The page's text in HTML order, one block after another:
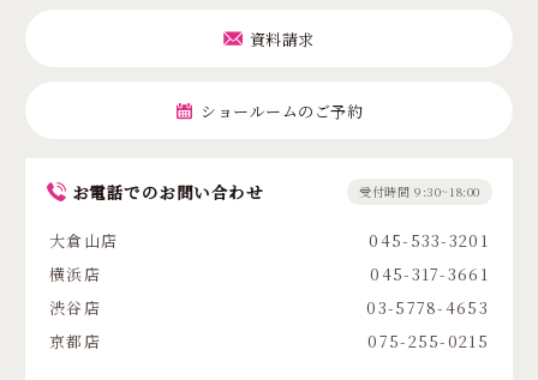
資料請求
ショールームのご予約
お電話でのお問い合わせ 受付時間 9:30~18:00
大倉山店
045-533-3201
横浜店
045-317-3661
渋谷店
03-5778-4653
京都店
075-255-0215